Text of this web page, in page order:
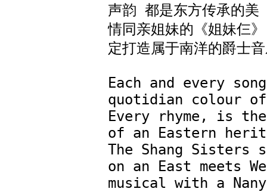
声韵 都是东方传承的美
情同亲姐妹的《姐妹仨
定打造属于南洋的爵士
Each and every
quotidian colour of
Every rhyme, is
of an Eastern
The Shang Sisters
on an East meets
musical with a